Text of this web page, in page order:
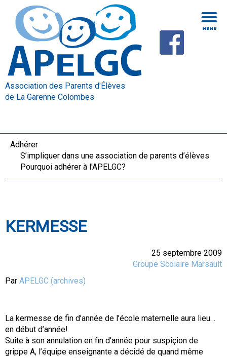
Association des Parents d'Élèves
de La Garenne Colombes
Adhérer
S’impliquer dans une association de parents d’élèves
Pourquoi adhérer à l'APELGC?
KERMESSE
25 septembre 2009
Groupe Scolaire Marsault
Par APELGC (archives)
La kermesse de fin d’année de l’école maternelle aura lieu…
en début d’année!
Suite à son annulation en fin d’année pour suspiçion de
grippe A, l’équipe enseignante a décidé de quand même